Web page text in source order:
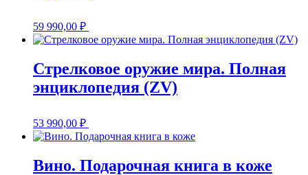
59 990,00 ₽
Стрелковое оружие мира. Полная
энциклопедия (ZV)
53 990,00 ₽
Вино. Подарочная книга в коже